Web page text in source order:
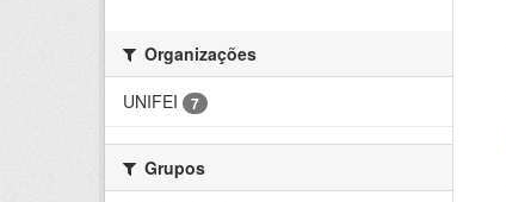
Organizações
UNIFEI
7
Grupos